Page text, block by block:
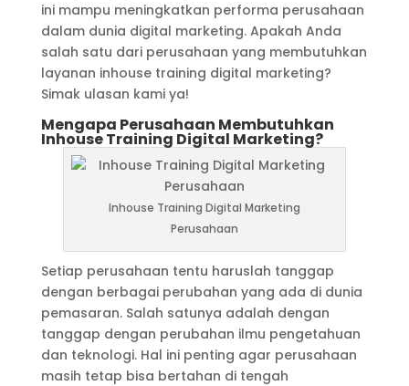
ini mampu meningkatkan performa perusahaan
dalam dunia digital marketing. Apakah Anda
salah satu dari perusahaan yang membutuhkan
layanan inhouse training digital marketing?
Simak ulasan kami ya!
Mengapa Perusahaan Membutuhkan
Inhouse Training Digital Marketing?
Inhouse Training Digital Marketing
Perusahaan
Setiap perusahaan tentu haruslah tanggap
dengan berbagai perubahan yang ada di dunia
pemasaran. Salah satunya adalah dengan
tanggap dengan perubahan ilmu pengetahuan
dan teknologi. Hal ini penting agar perusahaan
masih tetap bisa bertahan di tengah